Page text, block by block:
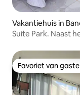
Vakantiehuis in
Suite Park. Naast
Favoriet van
Favoriet van